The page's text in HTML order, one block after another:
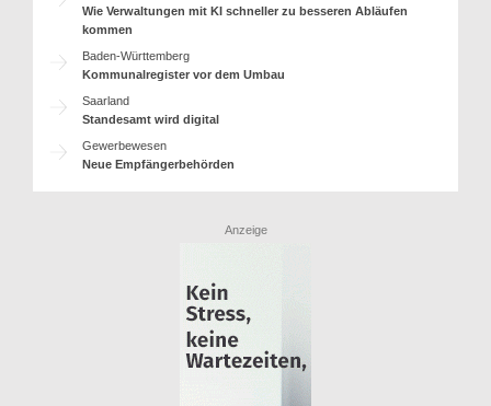
Wie Verwaltungen mit KI schneller zu besseren Abläufen
kommen
Baden-Württemberg
Kommunalregister vor dem Umbau
Saarland
Standesamt wird digital
Gewerbewesen
Neue Empfängerbehörden
Anzeige